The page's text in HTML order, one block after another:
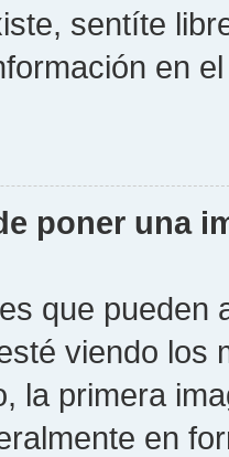
sentíte
en
poner una
que pueden
viendo los
la primera
en